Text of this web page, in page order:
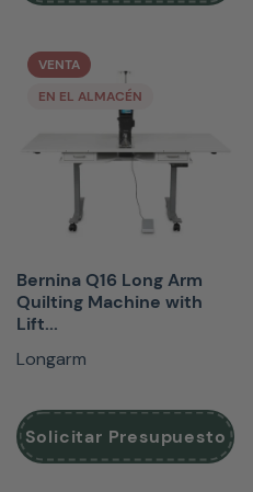
VENTA
EN EL ALMACÉN
Bernina Q16 Long Arm
Quilting Machine with
Lift...
Longarm
Solicitar Presupuesto